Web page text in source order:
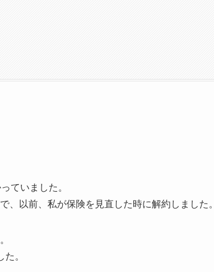
ていました。
、以前、私が保険を見直した時に解約しました。
。